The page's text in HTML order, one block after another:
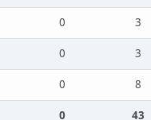
0
3
0
3
0
8
0
43